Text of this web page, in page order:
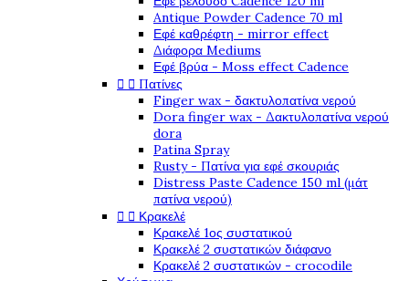
Antique Powder Cadence 70 ml
Εφέ καθρέφτη - mirror effect
Διάφορα Mediums
Εφέ βρύα - Moss effect Cadence
  Πατίνες
Finger wax - δακτυλοπατίνα νερού
Dora finger wax - Δακτυλοπατίνα νερού
dora
Patina Spray
Rusty - Πατίνα για εφέ σκουριάς
Distress Paste Cadence 150 ml (μάτ
πατίνα νερού)
  Κρακελέ
Κρακελέ 1ος συστατικού
Κρακελέ 2 συστατικών διάφανο
Κρακελέ 2 συστατικών - crocodile